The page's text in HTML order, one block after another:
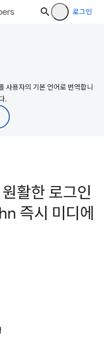
로그인
사용자의 기본 언어로 번역합니
.
활한 로그인
즉시 미디에